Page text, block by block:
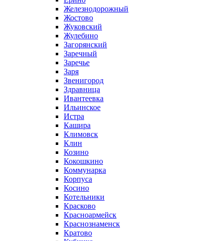
Железнодорожный
Жостово
Жуковский
Жулебино
Загорянский
Заречный
Заречье
Заря
Звенигород
Здравница
Ивантеевка
Ильинское
Истра
Кашира
Климовск
Клин
Козино
Кокошкино
Коммунарка
Корпуса
Косино
Котельники
Красково
Красноармейск
Краснознаменск
Кратово